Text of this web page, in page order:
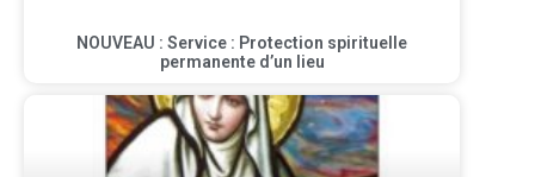
NOUVEAU : Service : Protection spirituelle
permanente d’un lieu